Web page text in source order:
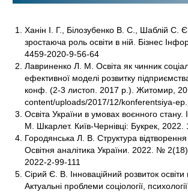
Ханін І. Г., Білозубенко В. С., Шаблій С. Є.
зростаюча роль освіти в ній. Бізнес
4459-2020-9-56-64
Лавриненко Л. М. Освіта як чинник
ефективної моделі розвитку
конф. (2-3 листоп. 2017 р.). Житомир,
content/uploads/2017/12/konferentsiya-
Освіта України в умовах воєнного стану.
М. Шкарлет. Київ-Чернівці: Букрек, 2022.
Городянська Л. В. Структура
Освітня аналітика України. 2022. №
2022-2-99-111
Сірий Є. В. Інноваційний розвиток
Актуальні проблеми соціології,